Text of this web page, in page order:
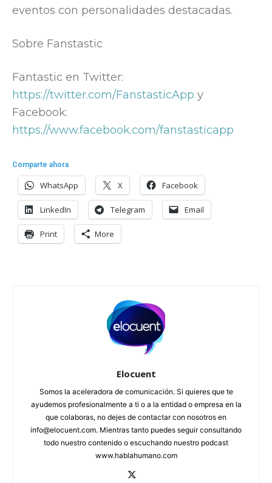
eventos con personalidades destacadas.
Sobre Fanstastic
Fantastic en Twitter:
https://twitter.com/FanstasticApp y
Facebook:
https://www.facebook.com/fanstasticapp
Comparte ahora
WhatsApp X Facebook
LinkedIn Telegram Email
Print More
Elocuent
Somos la aceleradora de comunicación. Si quieres que te
ayudemos profesionalmente a ti o a la entidad o empresa en la
que colaboras, no dejes de contactar con nosotros en
info@elocuent.com. Mientras tanto puedes seguir consultando
todo nuestro contenido o escuchando nuestro podcast
www.hablahumano.com